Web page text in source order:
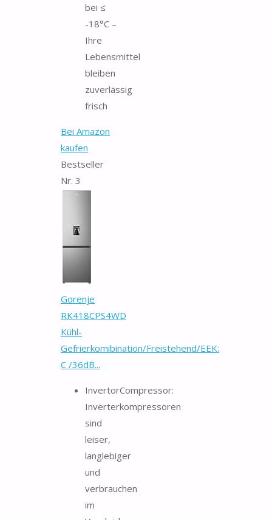
bei ≤
-18°C –
Ihre
Lebensmittel
bleiben
zuverlässig
frisch
Bei Amazon
kaufen
Bestseller
Nr. 3
Gorenje
RK418CPS4WD
Kühl-
Gefrierkomibination/Freistehend/EEK:
C /36dB...
InvertorCompressor:
Inverterkompressoren
sind
leiser,
langlebiger
und
verbrauchen
im